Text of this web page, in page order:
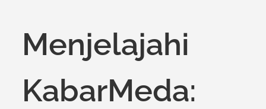
Menjelajahi
KabarMeda: